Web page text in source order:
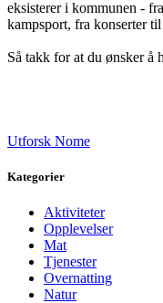
eksisterer i kommunen -
kampsport, fra konserter
Så takk for at du ønsker å
Utforsk Nome
Kategorier
Aktiviteter
Opplevelser
Mat
Tjenester
Overnatting
Natur